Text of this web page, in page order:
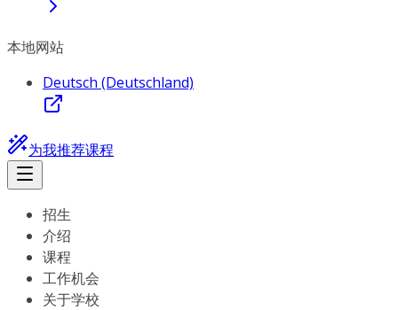
本地网站
Deutsch (Deutschland)
为我推荐课程
招生
介绍
课程
工作机会
关于学校